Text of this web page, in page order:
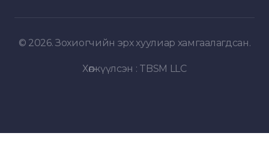
© 2026. Зохиогчийн эрх хуулиар хамгаалагдсан.
Хөгжүүлсэн : TBSM LLC